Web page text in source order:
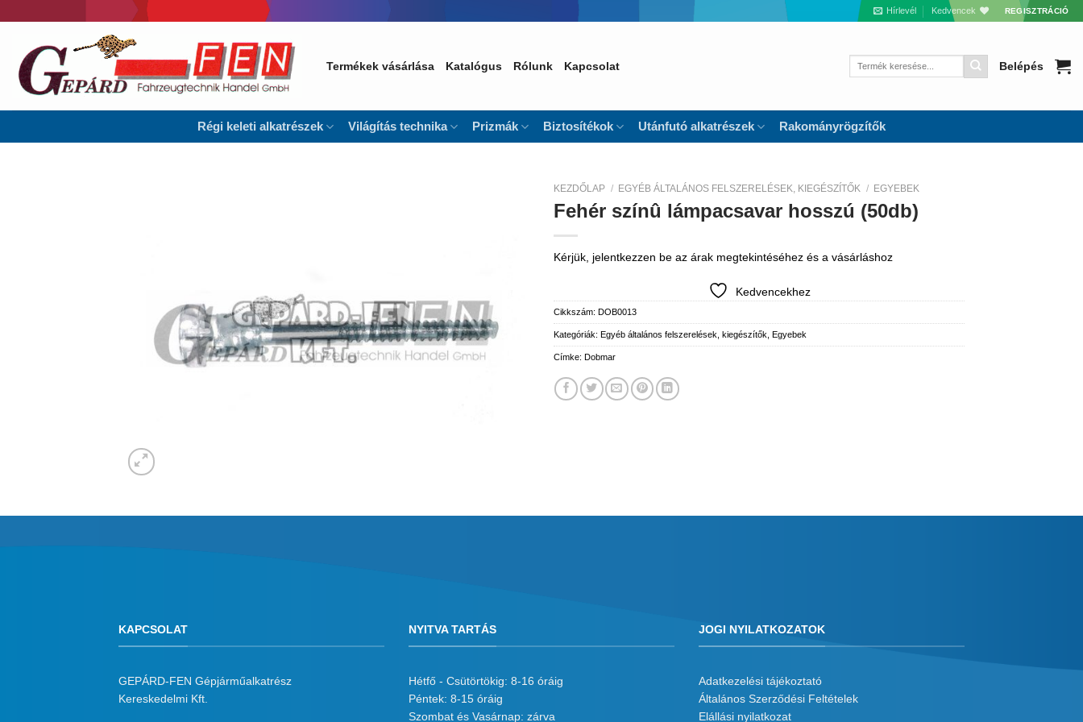
to
Hírlevél Kedvencek REGISZTRÁCIÓ
Termékek vásárlása Katalógus Rólunk Kapcsolat
Keresés
Belépés
Régi keleti alkatrészek Világítás technika Prizmák Biztosítékok Utánfutó alkatrészek Rakományrögzítők
KEZDŐLAP / EGYÉB ÁLTALÁNOS FELSZERELÉSEK, KIEGÉSZÍTŐK / EGYEBEK
Fehér színû lámpacsavar hosszú (50db)
Kérjük, jelentkezzen be az árak megtekintéséhez és a vásárláshoz
Kedvencekhez
Cikkszám: DOB0013
Kategóriák: Egyéb általános felszerelések, kiegészítők Egyebek
Címke: Dobmar
KAPCSOLAT
GEPÁRD-FEN Gépjárműalkatrész
Kereskedelmi Kft.
NYITVA TARTÁS
Hétfő - Csütörtökig: 8-16 óráig
Péntek: 8-15 óráig
Szombat és Vasárnap: zárva
JOGI NYILATKOZATOK
Adatkezelési tájékoztató
Általános Szerződési Feltételek
Elállási nyilatkozat